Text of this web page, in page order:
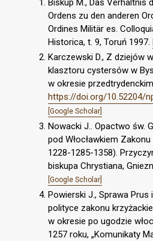
Ordens zu den anderen
Ordines Militär es.
Historica, t. 9, Toruń 1997.
Karczewski D., Z dziejów
klasztoru cystersów w
w okresie
https://doi.org/10.52204/
[Google Scholar]
Nowacki J.. Opactwo św.
pod Włocławkiem
1228-1285-1358).
biskupa Chrystiana,
[Google Scholar]
Powierski J., Sprawa Prus
polityce zakonu
w okresie po ugodzie
1257 roku, „Komunikaty